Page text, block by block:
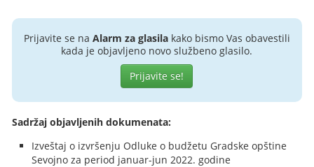
Prijavite se na Alarm za glasilakako bismo Vas obavestili
kada je objavljeno novo službeno glasilo.
Prijavite se!
Sadržaj objavljenih dokumenata:
Izveštaj o izvršenju Odluke o budžetu Gradske opštine
Sevojno za period januar-jun 2022. godine